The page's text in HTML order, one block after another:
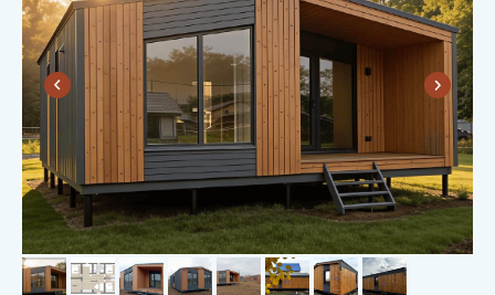
Вместе с домом вы получаете теплые
и душевные отношения с «Пока нет
дома», которые продолжаются даже
после сдачи дома.
А друзья, которые вместе дом
построили — это на всю жизнь! Такой
фундамент даже коррозия не разрушит.
Потому что друзья — это
надолго!